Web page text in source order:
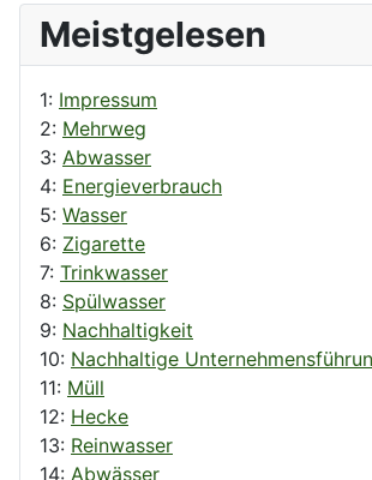
Meistgelesen
1: Impressum
2: Mehrweg
3: Abwasser
4: Energieverbrauch
5: Wasser
6: Zigarette
7: Trinkwasser
8: Spülwasser
9: Nachhaltigkeit
10: Nachhaltige
11: Müll
12: Hecke
13: Reinwasser
14: Abwässer